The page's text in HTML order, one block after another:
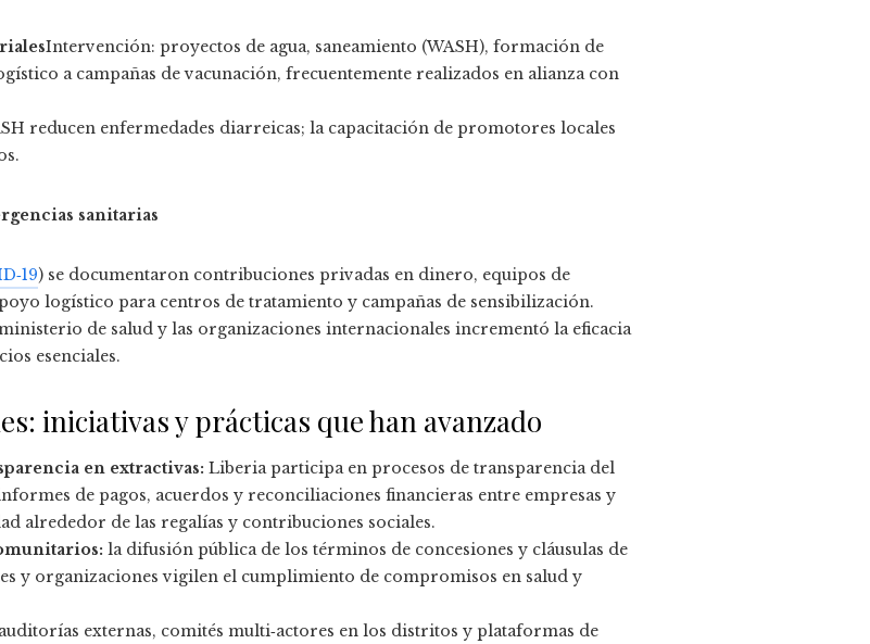
Intervención: proyectos de agua, saneamiento (WASH), formación de
a campañas de vacunación, frecuentemente realizados en alianza con
reducen enfermedades diarreicas; la capacitación de promotores locales
sanitarias
) se documentaron contribuciones privadas en dinero, equipos de
logístico para centros de tratamiento y campañas de sensibilización.
de salud y las organizaciones internacionales incrementó la eficacia
esenciales.
iniciativas y prácticas que han avanzado
en extractivas: Liberia participa en procesos de transparencia del
de pagos, acuerdos y reconciliaciones financieras entre empresas y
alrededor de las regalías y contribuciones sociales.
la difusión pública de los términos de concesiones y cláusulas de
y organizaciones vigilen el cumplimiento de compromisos en salud y
auditorías externas, comités multi‑actores en los distritos y plataformas de